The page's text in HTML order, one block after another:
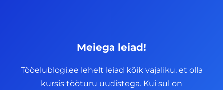
Meiega leiad!
Tööelublogi.ee lehelt leiad kõik vajaliku, et olla
kursis tööturu uudistega. Kui sul on